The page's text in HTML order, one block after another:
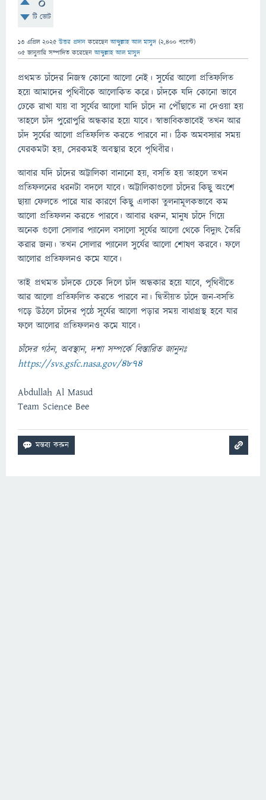
টি ভোট
13 এপ্রিল 2025 উত্তর প্রদান করেছেনআব্দুল্লাহ আল মাসুদ (2,400 পয়েন্ট)
05 জানুয়ারি সম্পাদিত করেছেনআব্দুল্লাহ আল মাসুদ
প্রথমত চাঁদের নিজস্ব কোনো আলো নেই। সুর্যের আলো প্রতিফলিত
হয়ে আমাদের পৃথিবীকে আলোকিত করে। চাঁদকে যদি কোনো ভাবে
ঢেকে রাখা যায় বা সূর্যের আলো যাদি চাঁদে না পৌঁছাতে না দেওয়া হয়
তাহলে চাঁদ পুরোপুরি অন্ধকার হয়ে যাবে। স্বাভাবিকভাবেই তখন আর
চাঁদ সুর্যের আলো প্রতিফলিত করতে পারবে না। ঠিক অমবস্যার সময়
যেরকমটা হয়, সেরকমই অবস্থার হবে পৃথিবীর।
আবার যদি চাঁদের অট্টালিকা বানানো হয়, বসতি হয় তাহলে তখন
প্রতিফলনের ধরনটা বদলে যাবে। অট্টালিকাগুলো চাঁদের কিছু অংশে
ছায়া ফেলতে পারে যার কারণে কিছু এলাকা তুলনামূলকভাবে কম
আলো প্রতিফলন করতে পারবে। আবার ধরুন, মানুষ চাঁদে গিয়ে
অনেক গুলো সোলার প্যানেল বসালো সূর্যের আলো থেকে বিদ্যুৎ তৈরি
করার জন্য। তখন সোলার প্যানেল সুর্যের আলো শোষণ করবে। ফলে
আলোর প্রতিফলনও কমে যাবে।
তাই প্রথমত চাঁদকে ঢেকে দিলে চাঁদ অন্ধকার হয়ে যাবে, পৃথিবীতে
আর আলো প্রতিফলিত করতে পারবে না। দ্বিতীয়ত চাঁদে জন-বসতি
গড়ে উঠলে চাঁদের পৃষ্ঠে সূর্যের আলো পড়ার সময় বাধাগ্রস্থ হবে যার
ফলে আলোর প্রতিফলনও কমে যাবে।
চাঁদের গঠন, অবস্থান, দশা সম্পর্কে বিস্তারিত জানুনঃ
https://svs.gsfc.nasa.gov/4874
Abdullah Al Masud
Team Science Bee